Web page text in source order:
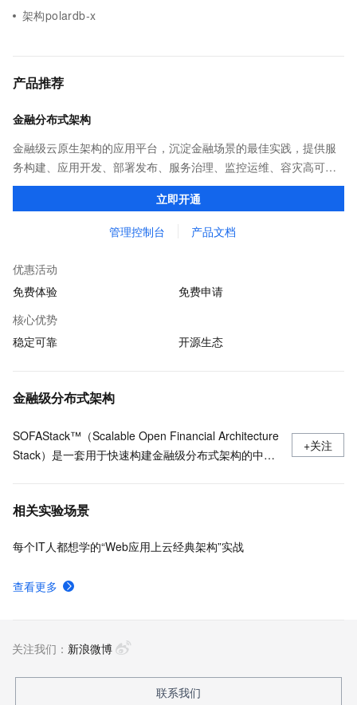
架构polardb-x
产品推荐
金融分布式架构
金融级云原生架构的应用平台，沉淀金融场景的最佳实践，提供服
务构建、应用开发、部署发布、服务治理、监控运维、容灾高可用
等全栈式解决方案，兼容Dubbo、Spring Cloud等微服务运行环
境，助力客户各类应用轻松转型分布式架构
立即开通
管理控制台 产品文档
优惠活动
免费体验
免费申请
核心优势
稳定可靠
开源生态
金融级分布式架构
SOFAStack™（Scalable Open Financial Architecture
Stack）是一套用于快速构建金融级分布式架构的中间
+关注
相关实验场景
每个IT人都想学的“Web应用上云经典架构”实战
查看更多
关注我们： 新浪微博
联系我们